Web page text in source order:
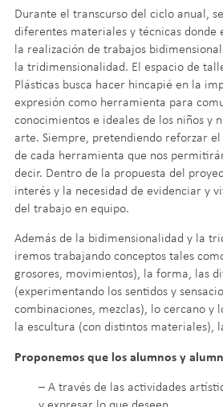
Durante el transcurso del ciclo anual,
diferentes materiales y técnicas donde
la realización de trabajos
la tridimensionalidad. El espacio de
Plásticas busca hacer hincapié en la
expresión como herramienta para
conocimientos e ideales de los niños y
arte. Siempre, pretendiendo reforzar
de cada herramienta que nos
decir. Dentro de la propuesta del
interés y la necesidad de evidenciar y
del trabajo en equipo.
Además de la bidimensionalidad y la
iremos trabajando conceptos tales
grosores, movimientos), la forma, las
(experimentando los sentidos y
combinaciones, mezclas), lo cercano y
la escultura (con distintos materiales),
Proponemos que los alumnos y
– A través de las actividades